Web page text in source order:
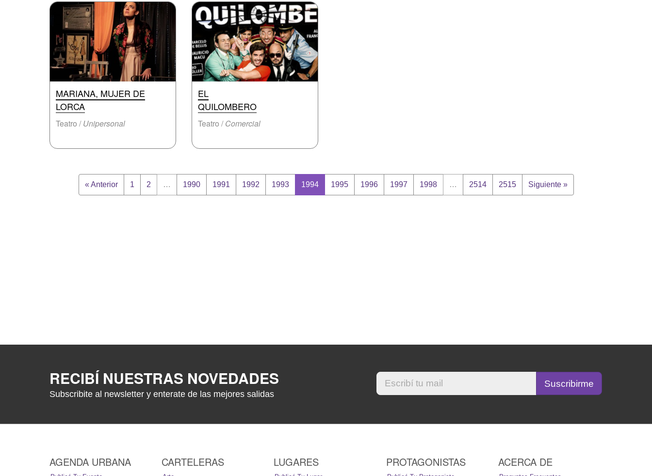
MARIANA, MUJER DE
LORCA
Teatro /Unipersonal
EL
QUILOMBERO
Teatro /Comercial
« Anterior 1 2 … 1990 1991 1992 1993 1994 1995 1996 1997 1998 … 2514 2515 Siguiente »
RECIBÍ NUESTRAS NOVEDADES
Subscribite al newsletter y enterate de las mejores salidas
AGENDA URBANA CARTELERAS LUGARES PROTAGONISTAS ACERCA DE